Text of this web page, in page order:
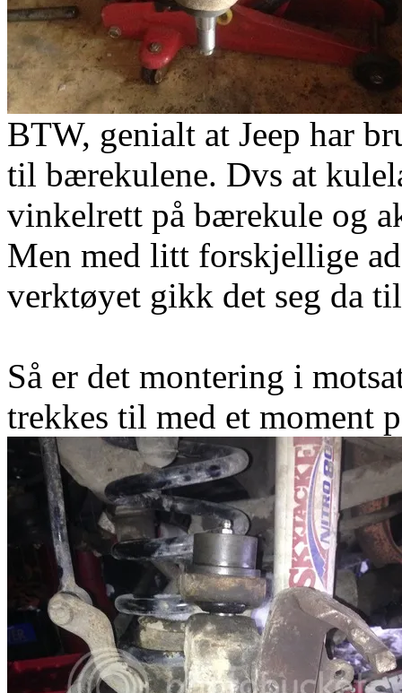
BTW, genialt at Jeep har
til bærekulene. Dvs at
vinkelrett på bærekule og
Men med litt forskjellige
verktøyet gikk det seg da
Så er det montering i
trekkes til med et moment